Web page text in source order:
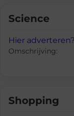
Science
Hier
Omschrijving:
Shopping